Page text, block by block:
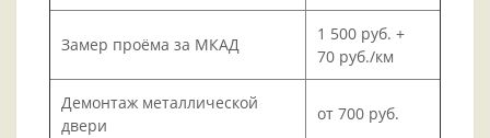
Замер проёма за МКАД
1 500 руб. +
70 руб./км
Демонтаж металлической
двери
от 700 руб.